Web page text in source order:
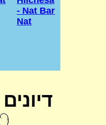
- Nat Bar
Nat